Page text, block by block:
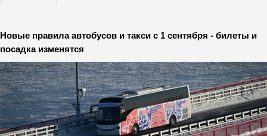
Новые правила автобусов и такси с 1 сентября - билеты и
посадка изменятся